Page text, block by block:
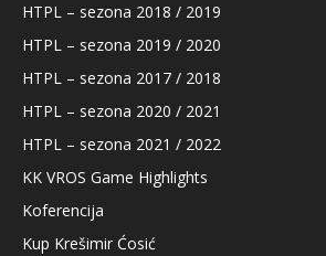
HTPL – sezona 2018 / 2019
HTPL – sezona 2019 / 2020
HTPL – sezona 2017 / 2018
HTPL – sezona 2020 / 2021
HTPL – sezona 2021 / 2022
KK VROS Game Highlights
Koferencija
Kup Krešimir Ćosić